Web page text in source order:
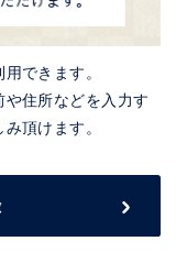
できます。
や住所などを入力す
頂けます。